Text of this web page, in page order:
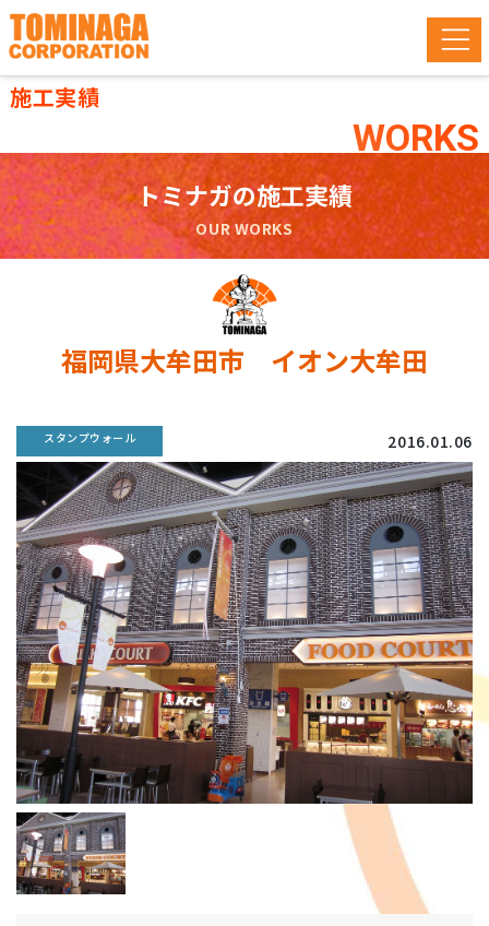
施工実績
WORKS
トミナガの施工実績
OUR WORKS
福岡県大牟田市 イオン大牟田
スタンプウォール 2016.01.06